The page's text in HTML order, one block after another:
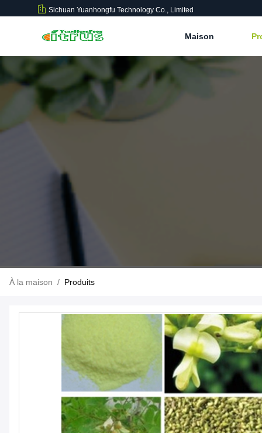
Sichuan Yuanhongfu Technology Co., Limited
Maison
À la maison / Produits